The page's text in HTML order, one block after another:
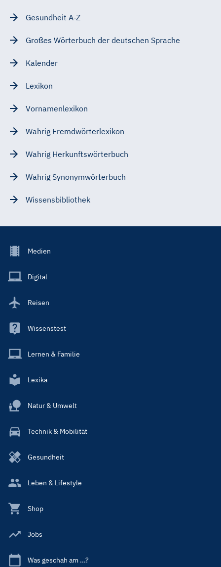
Gesundheit A-Z
Großes Wörterbuch der deutschen Sprache
Kalender
Lexikon
Vornamenlexikon
Wahrig Fremdwörterlexikon
Wahrig Herkunftswörterbuch
Wahrig Synonymwörterbuch
Wissensbibliothek
Footer
Main
Medien
Digital
Reisen
Wissenstest
Lernen & Familie
Lexika
Natur & Umwelt
Technik & Mobilität
Gesundheit
Leben & Lifestyle
Shop
Jobs
Was geschah am ...?